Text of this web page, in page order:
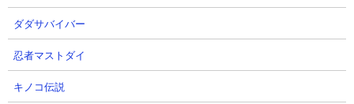
【進化形態】
第1形態：ネコブリンキー
第2形態：ネコブリンキーCC
第4形態：未実装
ダダサバイバー
忍者マストダイ
キノコ伝説